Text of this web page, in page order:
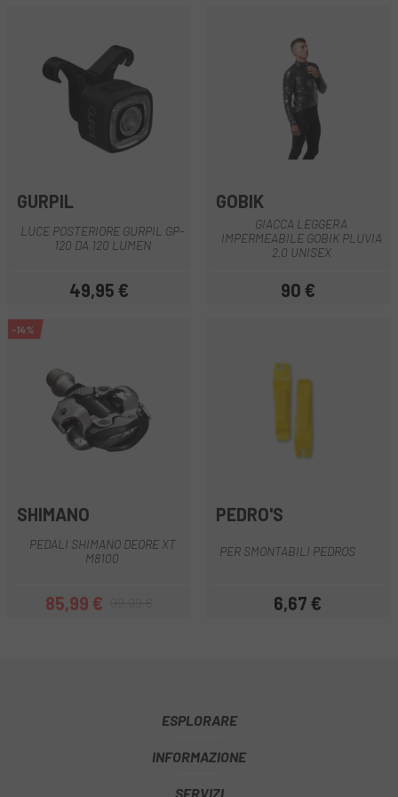
GURPIL
LUCE POSTERIORE GURPIL GP-
120 DA 120 LUMEN
Prezzo
49,95 €
GOBIK
GIACCA LEGGERA
IMPERMEABILE GOBIK PLUVIA
2.0 UNISEX
Prezzo
90 €
-14%
SHIMANO
PEDALI SHIMANO DEORE XT
M8100
Prezzo
85,99 €Prezzo base
PEDRO'S
PER SMONTABILI PEDROS
Prezzo
6,67 €
ESPLORARE
INFORMAZIONE
SERVIZI